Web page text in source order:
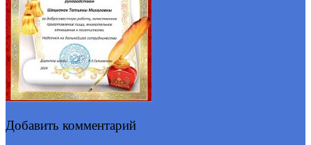
Добавить комментарий